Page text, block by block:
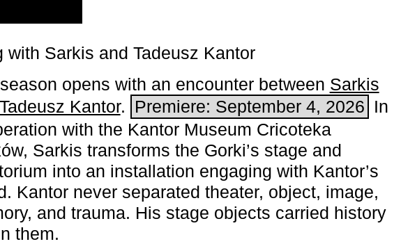
with Sarkis and Tadeusz Kantor
opens with an encounter between Sarkis
Tadeusz Kantor. Premiere: September 4, 2026 In
with the ­Kantor Museum Cricoteka
Sarkis transforms the Gorki’s stage and
into an installation engaging with Kantor’s
Kantor never separated theater, object, image,
and trauma. His stage objects carried history
them.